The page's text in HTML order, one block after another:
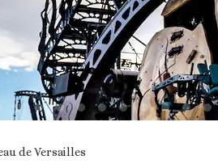
de Versailles